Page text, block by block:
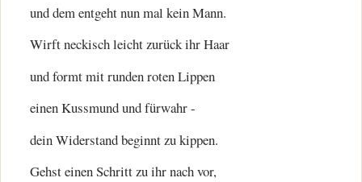
und dem entgeht nun mal kein Mann.
Wirft neckisch leicht zurück ihr Haar
und formt mit runden roten Lippen
einen Kussmund und fürwahr -
dein Widerstand beginnt zu kippen.
Gehst einen Schritt zu ihr nach vor,